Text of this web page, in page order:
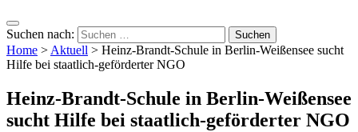
Suchen nach:
Home >Aktuell > Heinz-Brandt-Schule in Berlin-Weißensee sucht
Hilfe bei staatlich-geförderter NGO
Heinz-Brandt-Schule in Berlin-Weißensee
sucht Hilfe bei staatlich-geförderter NGO